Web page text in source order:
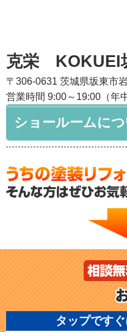
克栄 KOKUEI
〒306-0631 茨城県坂東市
営業時間 9:00～19:00（年
ショールームに
タップです